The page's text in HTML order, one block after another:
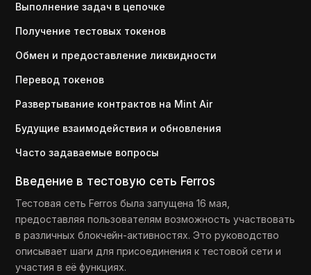
Выполнение задач в цепочке
Получение тестовых токенов
Обмен и предоставление ликвидности
Перевод токенов
Развертывание контрактов на Mint Air
Будущие взаимодействия и обновления
Часто задаваемые вопросы
Введение в тестовую сеть Ferros
Тестовая сеть Ferros была запущена 16 мая,
предоставляя пользователям возможность участвовать
в различных блокчейн-активностях. Это руководство
описывает шаги для присоединения к тестовой сети и
участия в её функциях.